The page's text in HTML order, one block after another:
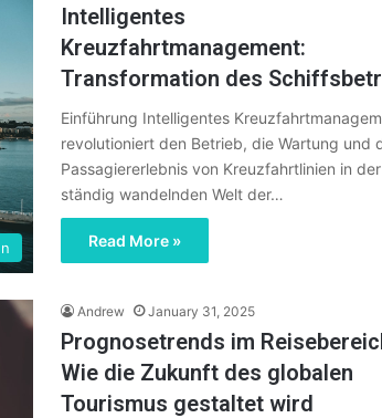
Intelligentes
Kreuzfahrtmanagement:
Transformation des
Einführung Intelligentes
revolutioniert den Betrieb, die Wartung und
Passagiererlebnis von Kreuzfahrtlinien in
ständig wandelnden Welt der…
Read More »
Andrew January 31, 2025
Prognosetrends im
Wie die Zukunft des globalen
Tourismus gestaltet wird